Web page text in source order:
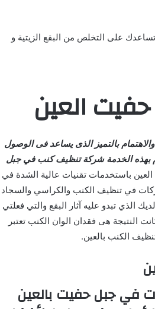
على التخلص من البقع الزيتية و
العين
بالتميز الذى يساعد فى الوصول
بهذه الخدمة شركة تنظيف كنب في جبل
باستخدمات تقنيات عالية الشدة في
في تنظيف الكنب والكراسي والسجاد
تبدو عليه آثار البقع والتي فعلتي
هى فقدان الوان الكنب تعتبر
الكنب بالعين.
في جبل حفيت بالعين